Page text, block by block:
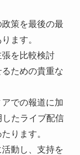
策を最後の最
ます。
を比較検討
ための貴重な
での報道に加
たライブ配信
ります。
動し、支持を